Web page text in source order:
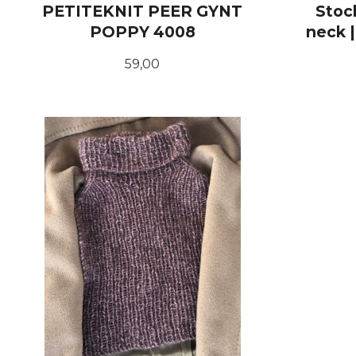
PETITEKNIT PEER GYNT
POPPY 4008
Pris
59,00
KJØP
neck